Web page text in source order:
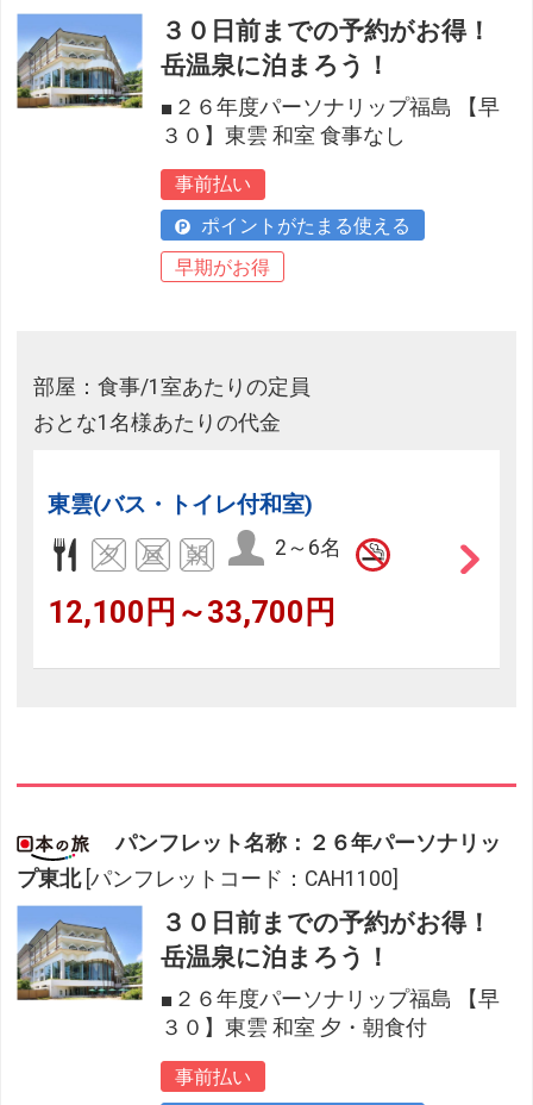
３０日前までの予約がお得！
岳温泉に泊まろう！
■２６年度パーソナリップ福島 【早
３０】東雲 和室 食事なし
事前払い
ポイントがたまる使える
早期がお得
部屋：食事/1室あたりの定員
おとな1名様あたりの代金
東雲(バス・トイレ付和室)
2～6名
12,100円～33,700円
パンフレット名称：２６年パーソナリッ
プ東北 [パンフレットコード：CAH1100]
３０日前までの予約がお得！
岳温泉に泊まろう！
■２６年度パーソナリップ福島 【早
３０】東雲 和室 夕・朝食付
事前払い